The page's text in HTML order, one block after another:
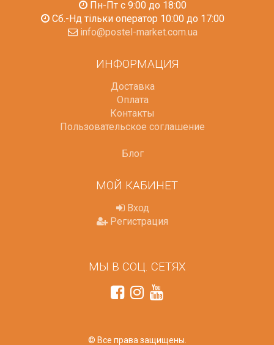
Пн-Пт с 9:00 до 18:00
Сб.-Нд тільки оператор 10:00 до 17:00
info@postel-market.com.ua
ИНФОРМАЦИЯ
Доставка
Оплата
Контакты
Пользовательское соглашение
Блог
МОЙ КАБИНЕТ
Вход
Регистрация
МЫ В СОЦ. СЕТЯХ
© Все права защищены.